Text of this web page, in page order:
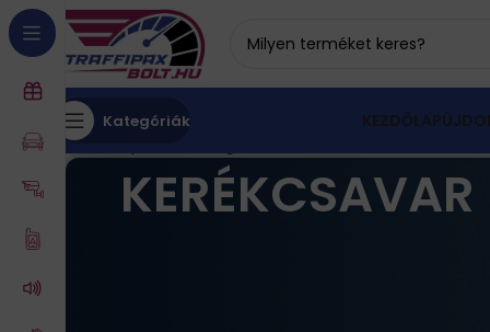
Kategóriák KEZDŐLAP
Kezdőlap
KERÉKCSAVAR